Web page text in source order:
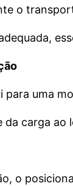
o
uma
carga ao
o